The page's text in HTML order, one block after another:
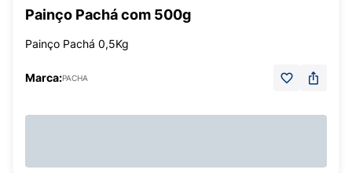
Painço Pachá com 500g
Painço Pachá 0,5Kg
Marca:PACHA